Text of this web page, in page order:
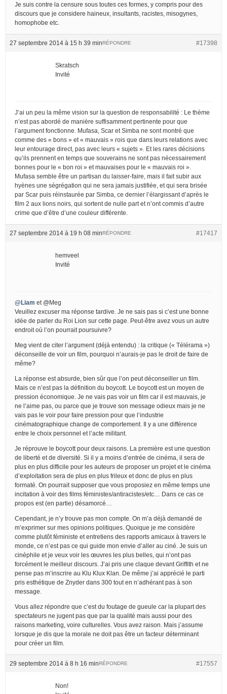
Je suis contre la censure sous toutes ces formes, y compris pour des
discours que je considere haineux, insultants, racistes, misogynes,
homophobe etc.
27 septembre 2014 à 15 h 39 min #17398
RÉPONDRE
Skratsch
Invité
J’ai un peu la même vision sur la question de responsabilité : Le thème
n’est pas abordé de manière suffisamment pertinente pour que
l’argument fonctionne. Mufasa, Scar et Simba ne sont montré que
comme des « bons » et « mauvais » rois que dans leurs relations avec
leur entourage direct, pas avec leurs « sujets ». Et les rares décisions
qu’ils prennent en temps que souverains ne sont pas nécessairement
bonnes pour le « bon roi » et mauvaises pour le « mauvais roi ».
Mufasa semble être un partisan du laisser-faire, mais il fait subir aux
hyènes une ségrégation qui ne sera jamais justifiée, et qui sera brisée
par Scar puis réinstaurée par Simba, ce dernier l’élargissant d’après le
film 2 aux lions noirs, qui sortent de nulle part et n’ont commis d’autre
crime que d’être d’une couleur différente.
27 septembre 2014 à 19 h 08 min #17417
RÉPONDRE
hemveel
Invité
@Liam et @Meg
Veuillez excuser ma réponse tardive. Je ne sais pas si c’est une bonne
idée de parler du Roi Lion sur cette page. Peut-être avez vous un autre
endroit où l’on pourrait poursuivre?
Meg vient de citer l’argument (déjà entendu) : la critique (« Télérama »)
déconseille de voir un film, pourquoi n’aurais-je pas le droit de faire de
même?
La réponse est absurde, bien sûr que l’on peut déconseiller un film.
Mais ce n’est pas la définition du boycott. Le boycott est un moyen de
pression économique. Je ne vais pas voir un film car il est mauvais, je
ne l’aime pas, ou parce que je trouve son message odieux mais je ne
vais pas le voir pour faire pression pour que l’industrie
cinématographique change de comportement. Il y a une différence
entre le choix personnel et l’acte militant.
Je réprouve le boycott pour deux raisons. La première est une question
de liberté et de diversité. Si il y a moins d’entrée de cinéma, il sera de
plus en plus difficile pour les auteurs de proposer un projet et le cinéma
d’exploitation sera de plus en plus frileux et donc de plus en plus
formaté. On pourrait supposer que vous proposiez en même temps une
incitation à voir des films féministes/antiracistes/etc… Dans ce cas ce
propos est (en partie) désamorcé…
Cependant, je n’y trouve pas mon compte. On m’a déjà demandé de
m’exprimer sur mes opinions politiques. Quoique je me considère
comme plutôt féministe et entretiens des rapports amicaux à travers le
monde, ce n’est pas ce qui guide mon envie d’aller au ciné. Je suis un
cinéphile et je veux voir les œuvres les plus belles, qui n’ont pas
forcément le meilleur discours. J’ai pris une claque devant Griffith et ne
pense pas m’inscrire au Klu Klux Klan. De même j’ai apprécié le parti
pris esthétique de Znyder dans 300 tout en n’adhérant pas à son
message.
Vous allez répondre que c’est du foutage de gueule car la plupart des
spectateurs ne jugent pas que par la qualité mais aussi pour des
raisons marketing, voire culturelles. Vous avez raison. Mais j’assume
lorsque je dis que la morale ne doit pas être un facteur déterminant
pour créer un film.
29 septembre 2014 à 8 h 16 min #17557
RÉPONDRE
Non!